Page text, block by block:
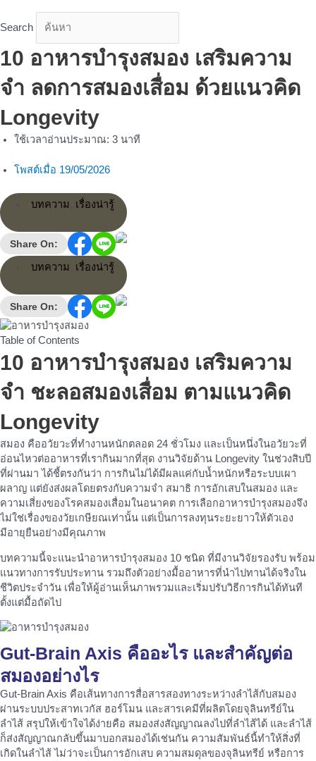
Search
10 อาหารบำรุงสมอง เสริมความ
จำ ลดการสมองเสื่อม ด้วยแนวคิด
Longevity
ใช้เวลาอ่านประมาณ: 3 นาที
โพสต์เมื่อ 19/05/2026
บทความ เรื่องน่ารู้
Share On:
บทความ เรื่องน่ารู้
Share On:
Table of Contents
10 อาหารบำรุงสมอง เสริมความ
จำ ชะลอสมองเสื่อม ตามแนวคิด
Longevity
สมอง คืออวัยวะที่ทำงานหนักตลอด 24 ชั่วโมง และเป็นหนึ่งในอวัยวะที่
อ่อนไหวต่ออาหารที่เรากินมากที่สุด งานวิจัยด้าน Longevity ในช่วงสิบปี
ที่ผ่านมา ได้ชี้ตรงกันว่า การกินไม่ได้มีผลแค่กับน้ำหนักหรือระบบเผา
ผลาญ แต่ยังส่งผลโดยตรงกับความจำ สมาธิ การอักเสบในสมอง และ
ความเสี่ยงของโรคสมองเสื่อมในอนาคต การเลือกอาหารบำรุงสมองจึง
ไม่ใช่เรื่องของวัยเกษียณเท่านั้น แต่เป็นการลงทุนระยะยาวให้ตัวเอง
มีอายุยืนอย่างมีคุณภาพ
บทความนี้จะแนะนำอาหารบำรุงสมอง 10 ชนิด ที่มีงานวิจัยรองรับ พร้อม
แนวทางการรับประทาน รวมถึงตัวอย่างมื้ออาหารที่นำไปทานได้จริงใน
ชีวิตประจำวัน เพื่อให้ผู้อ่านเห็นภาพรวมและเริ่มปรับวิธีการกินได้ทันที
ตั้งแต่มื้อถัดไป
Gut-Brain Axis คืออะไร และสำคัญต่อ
สมองอย่างไร
Gut-Brain Axis คือเส้นทางการสื่อสารสองทางระหว่างลำไส้กับสมอง
ผ่านระบบประสาทเวกัส ฮอร์โมน และสารเคมีที่ผลิตโดยจุลินทรีย์ใน
ลำไส้ สรุปให้เข้าใจได้ง่ายคือ สมองส่งสัญญาณลงไปที่ลำไส้ได้ และลำไส้
ก็ส่งสัญญาณกลับขึ้นมาบอกสมองได้เช่นกัน ความสัมพันธ์นี้ทำให้สิ่งที่
เกิดในลำไส้ ไม่ว่าจะเป็นการอักเสบ ความสมดุลของจุลินทรีย์ หรือการ